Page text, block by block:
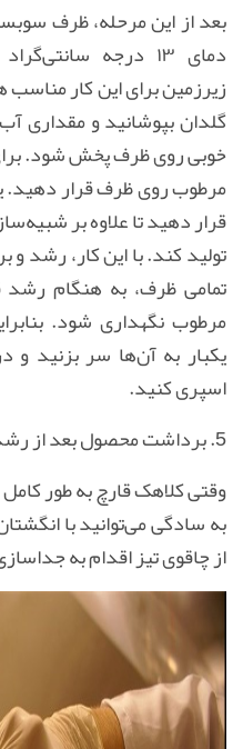
بعد از این مرحله، ظرف
دمای ۱۳ درجه
زیرزمین برای این کار
گلدان بپوشانید و مقداری
خوبی روی ظرف پخش شود.
مرطوب روی ظرف قرار دهید.
قرار دهید تا علاوه بر
تولید کند. با این کار، رشد
تمامی ظرف، به هنگام
مرطوب نگهداری شود.
یکبار به آن‌ها سر بزنید
اسپری کنید.
5. برداشت محصول بعد از رشد کافی
وقتی کلاهک قارچ به طور
به سادگی می‌توانید با
از چاقوی تیز اقدام به